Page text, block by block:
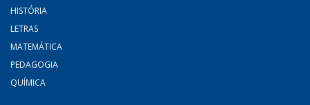
HISTÓRIA
LETRAS
MATEMÁTICA
PEDAGOGIA
QUÍMICA